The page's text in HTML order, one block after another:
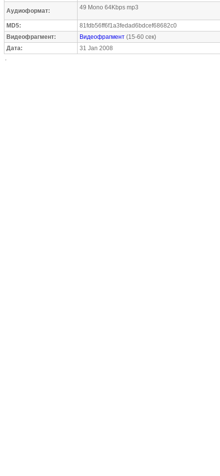
Аудиоформат: 49 Mono 64Kbps mp3
MD5:
81fdb56ff6f1a3fedad6bdcef68682c0
Видеофрагмент:
Видеофрагмент (15-60 сек)
Дата:
31 Jan 2008